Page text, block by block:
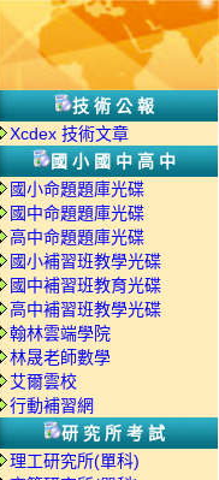
技術公報
Xcdex 技術文章
國小國中高中
國小命題題庫光碟
國中命題題庫光碟
高中命題題庫光碟
國小補習班教學光碟
國中補習班教育光碟
高中補習班教學光碟
翰林雲端學院
林晟老師數學
艾爾雲校
行動補習網
研究所考試
理工研究所(單科)